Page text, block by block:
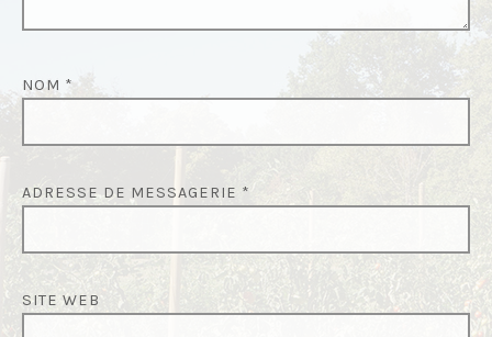
C
E
NOM *
ADRESSE DE MESSAGERIE *
SITE WEB